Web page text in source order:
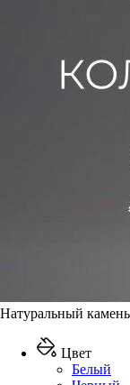
Натуральный камень
Цвет
Белый